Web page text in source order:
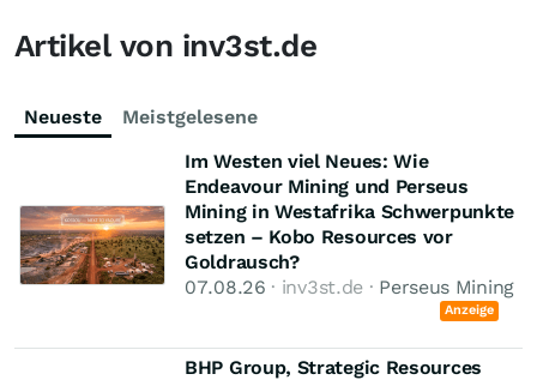
Artikel von inv3st.de
Neueste
Meistgelesene
Im Westen viel Neues: Wie
Endeavour Mining und Perseus
Mining in Westafrika Schwerpunkte
setzen – Kobo Resources vor
Goldrausch?
07.08.26 · inv3st.de · Perseus Mining
Anzeige
BHP Group, Strategic Resources